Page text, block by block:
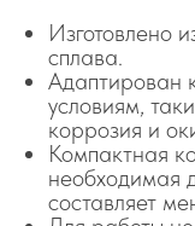
Изготовлено
сплава.
Адаптирован
условиям,
коррозия и
Компактная
необходимая
составляет